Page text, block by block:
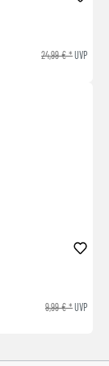
24,99 € *UVP
9,99 € *UVP